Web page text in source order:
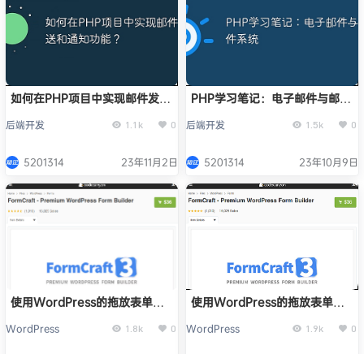
如何在PHP项目中实现邮件发送
后端开发 1.1k 0
5201314 23年11月2日
PHP学习笔记：电子邮件与邮件
后端开发 1.5k 0
5201314 23年10月9日
使用WordPress的拖放表单构
WordPress 1.8k 0
使用WordPress的拖放表单构
WordPress 1.9k 0